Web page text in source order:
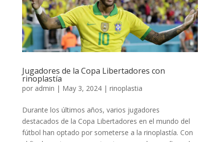
Jugadores de la Copa Libertadores con
rinoplastía
por admin | May 3, 2024| rinoplastia
Durante los últimos años, varios jugadores
destacados de la Copa Libertadores en el mundo del
fútbol han optado por someterse a la rinoplastía. Con